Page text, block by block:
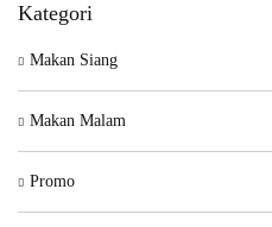
Kategori
Makan Siang
Makan Malam
Promo